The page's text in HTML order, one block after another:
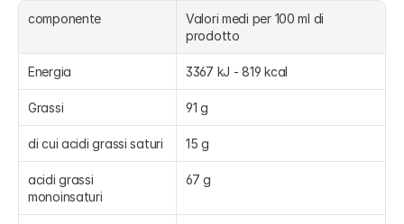
componente
Valori medi per 100 ml di
prodotto
Energia 3367 kJ - 819 kcal
Grassi 91 g
di cui acidi grassi saturi 15 g
acidi grassi
monoinsaturi
67 g